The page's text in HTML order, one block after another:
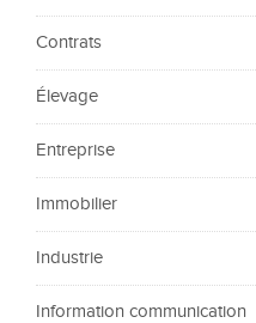
Contrats
Élevage
Entreprise
Immobilier
Industrie
Information communication